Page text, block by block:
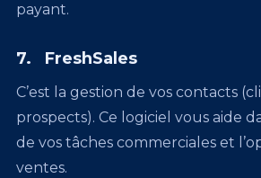
payant.
7. FreshSales
C’est la gestion de vos contacts
prospects). Ce logiciel vous aide
de vos tâches commerciales et
ventes.